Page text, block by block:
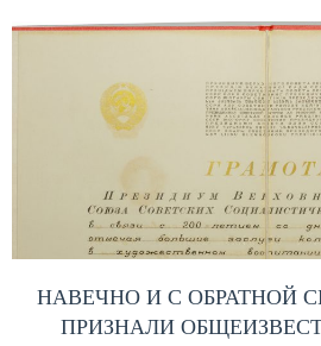
НАВЕЧНО И С ОБРАТНОЙ
ПРИЗНАЛИ